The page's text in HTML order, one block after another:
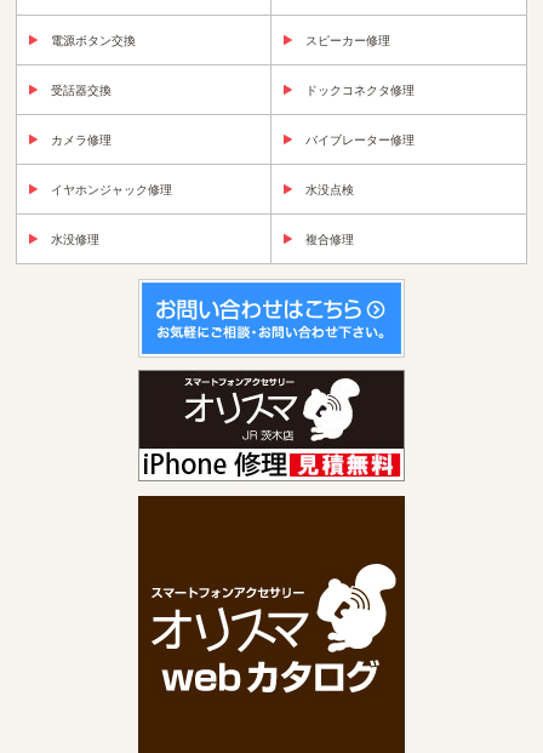
電源ボタン交換 スピーカー修理
受話器交換 ドックコネクタ修理
カメラ修理 バイブレーター修理
イヤホンジャック修理 水没点検
水没修理 複合修理